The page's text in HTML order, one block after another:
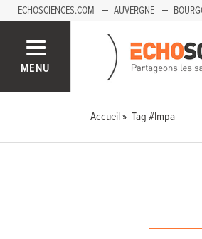
ECHOSCIENCES.COM AUVERGNE
SAVOIE MONT-BLANC
MENU
Accueil Tag #lmpa